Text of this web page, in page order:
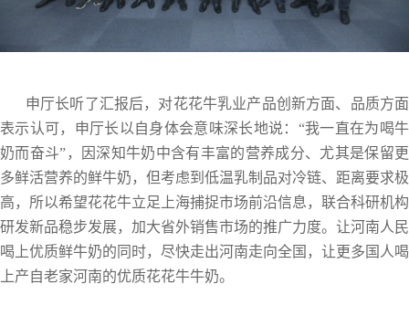
申厅长听了汇报后，对花花牛乳业产品创新方面、品质方面
表示认可，申厅长以自身体会意味深长地说：“我一直在为喝牛
奶而奋斗”，因深知牛奶中含有丰富的营养成分、尤其是保留更
多鲜活营养的鲜牛奶，但考虑到低温乳制品对冷链、距离要求极
高，所以希望花花牛立足上海捕捉市场前沿信息，联合科研机构
研发新品稳步发展，加大省外销售市场的推广力度。让河南人民
喝上优质鲜牛奶的同时，尽快走出河南走向全国，让更多国人喝
上产自老家河南的优质花花牛牛奶。